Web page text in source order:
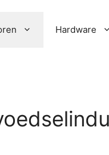
Hardware